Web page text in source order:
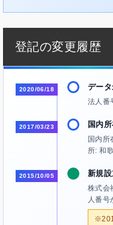
登記の変更履歴
2020/06/18 デー
法人番
2017/03/23 国内
国内所
所: 和
2015/10/05 新規設
株式会
人番号